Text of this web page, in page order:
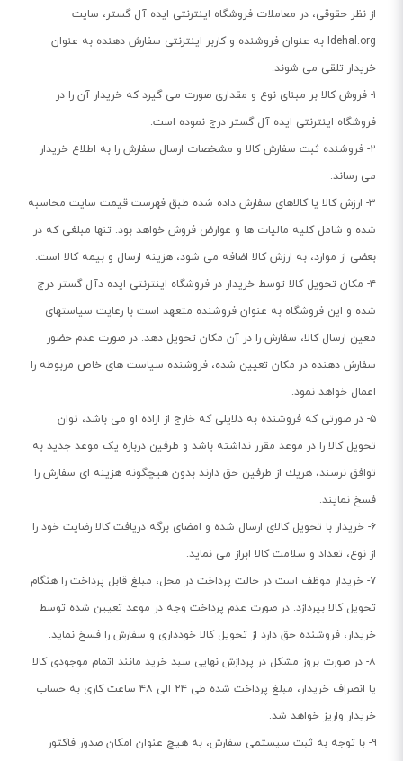
از نظر حقوقی، در معاملات فروشگاه اینترنتی ایده آل گستر، سایت
Idehal.org به عنوان فروشنده و کاربر اینترنتی سفارش دهنده به عنوان
خریدار تلقی می شوند.
۱- فروش کالا بر مبنای نوع و مقداری صورت می گیرد که خریدار آن را در
فروشگاه اینترنتی ایده آل گستر درج نموده است.
۲- فروشنده ثبت سفارش کالا و مشخصات ارسال سفارش را به اطلاع خریدار
می رساند.
۳- ارزش کالا یا کالاهای سفارش داده شده طبق فهرست قیمت سایت محاسبه
شده و شامل کلیه مالیات ها و عوارض فروش خواهد بود. تنها مبلغی که در
بعضی از موارد، به ارزش کالا اضافه می شود، هزینه ارسال و بیمه کالا است.
۴- مکان تحویل کالا توسط خریدار در فروشگاه اینترنتی ایده دآل گستر درج
شده و این فروشگاه به عنوان فروشنده متعهد است با رعایت سیاستهای
معین ارسال کالا، سفارش را در آن مکان تحویل دهد. در صورت عدم حضور
سفارش دهنده در مکان تعیین شده، فروشنده سیاست های خاص مربوطه را
اعمال خواهد نمود.
۵- در صورتی که فروشنده به دلایلی که خارج از اراده او می باشد، توان
تحویل کالا را در موعد مقرر نداشته باشد و طرفین درباره یک موعد جدید به
توافق نرسند، هریك از طرفین حق دارند بدون هیچگونه هزینه ای سفارش را
فسخ نمایند.
۶- خریدار با تحویل کالای ارسال شده و امضای برگه دریافت کالا رضایت خود را
از نوع، تعداد و سلامت کالا ابراز می نماید.
۷- خریدار موظف است در حالت پرداخت در محل، مبلغ قابل پرداخت را هنگام
تحویل کالا بپردازد. در صورت عدم پرداخت وجه در موعد تعیین شده توسط
خریدار، فروشنده حق دارد از تحویل کالا خودداری و سفارش را فسخ نماید.
۸- در صورت بروز مشکل در پردازش نهایی سبد خرید مانند اتمام موجودی کالا
یا انصراف خریدار، مبلغ پرداخت شده طی ۲۴ الی ۴۸ ساعت کاری به حساب
خریدار واریز خواهد شد.
۹- با توجه به ثبت سیستمی سفارش، به هیچ عنوان امکان صدور فاکتور